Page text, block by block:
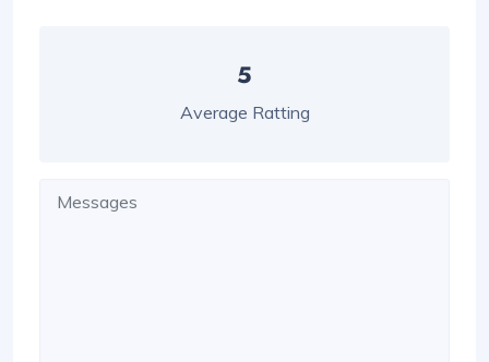
5
Average Ratting